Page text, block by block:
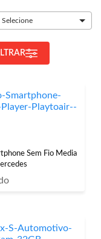
Selecione
Sem Fio Media